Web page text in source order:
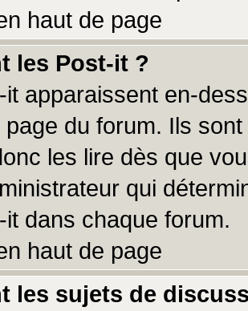
haut de page
les Post-it ?
it apparaissent en-
page du forum. Ils
les lire dès que
qui
it dans chaque forum.
haut de page
les sujets de